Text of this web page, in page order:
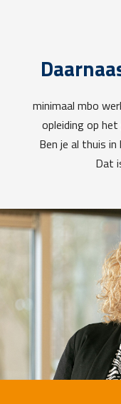
minimaal mbo
opleiding op
Ben je al thuis
Dat